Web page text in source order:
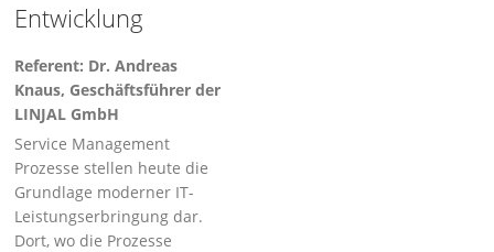
Entwicklung
Referent: Dr. Andreas
Knaus, Geschäftsführer der
LINJAL GmbH
Service Management
Prozesse stellen heute die
Grundlage moderner IT-
Leistungserbringung dar.
Dort, wo die Prozesse